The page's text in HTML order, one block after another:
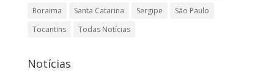
Roraima
Santa Catarina Sergipe
São Paulo
Tocantins
Todas Notícias
Notícias